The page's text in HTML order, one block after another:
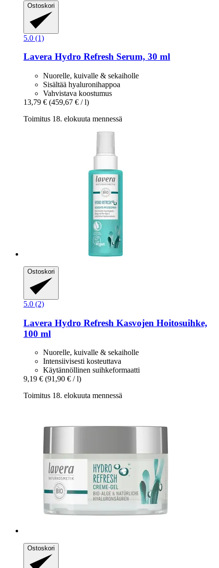
Ostoskori
5.0 (1)
Lavera Hydro Refresh Serum, 30 ml
Nuorelle, kuivalle & sekaiholle
Sisältää hyaluronihappoa
Vahvistava koostumus
13,79 € (459,67 € / l)
Toimitus 18. elokuuta mennessä
Ostoskori
5.0 (2)
Lavera Hydro Refresh Kasvojen Hoitosuihke,
100 ml
Nuorelle, kuivalle & sekaiholle
Intensiivisesti kosteuttava
Käytännöllinen suihkeformaatti
9,19 € (91,90 € / l)
Toimitus 18. elokuuta mennessä
Ostoskori